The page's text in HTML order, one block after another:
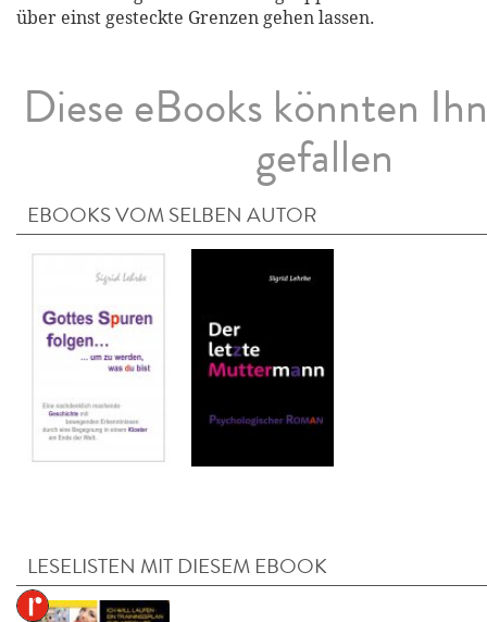
über einst gesteckte Grenzen gehen lassen.
Diese eBooks könnten
gefallen
EBOOKS VOM SELBEN AUTOR
LESELISTEN MIT DIESEM EBOOK